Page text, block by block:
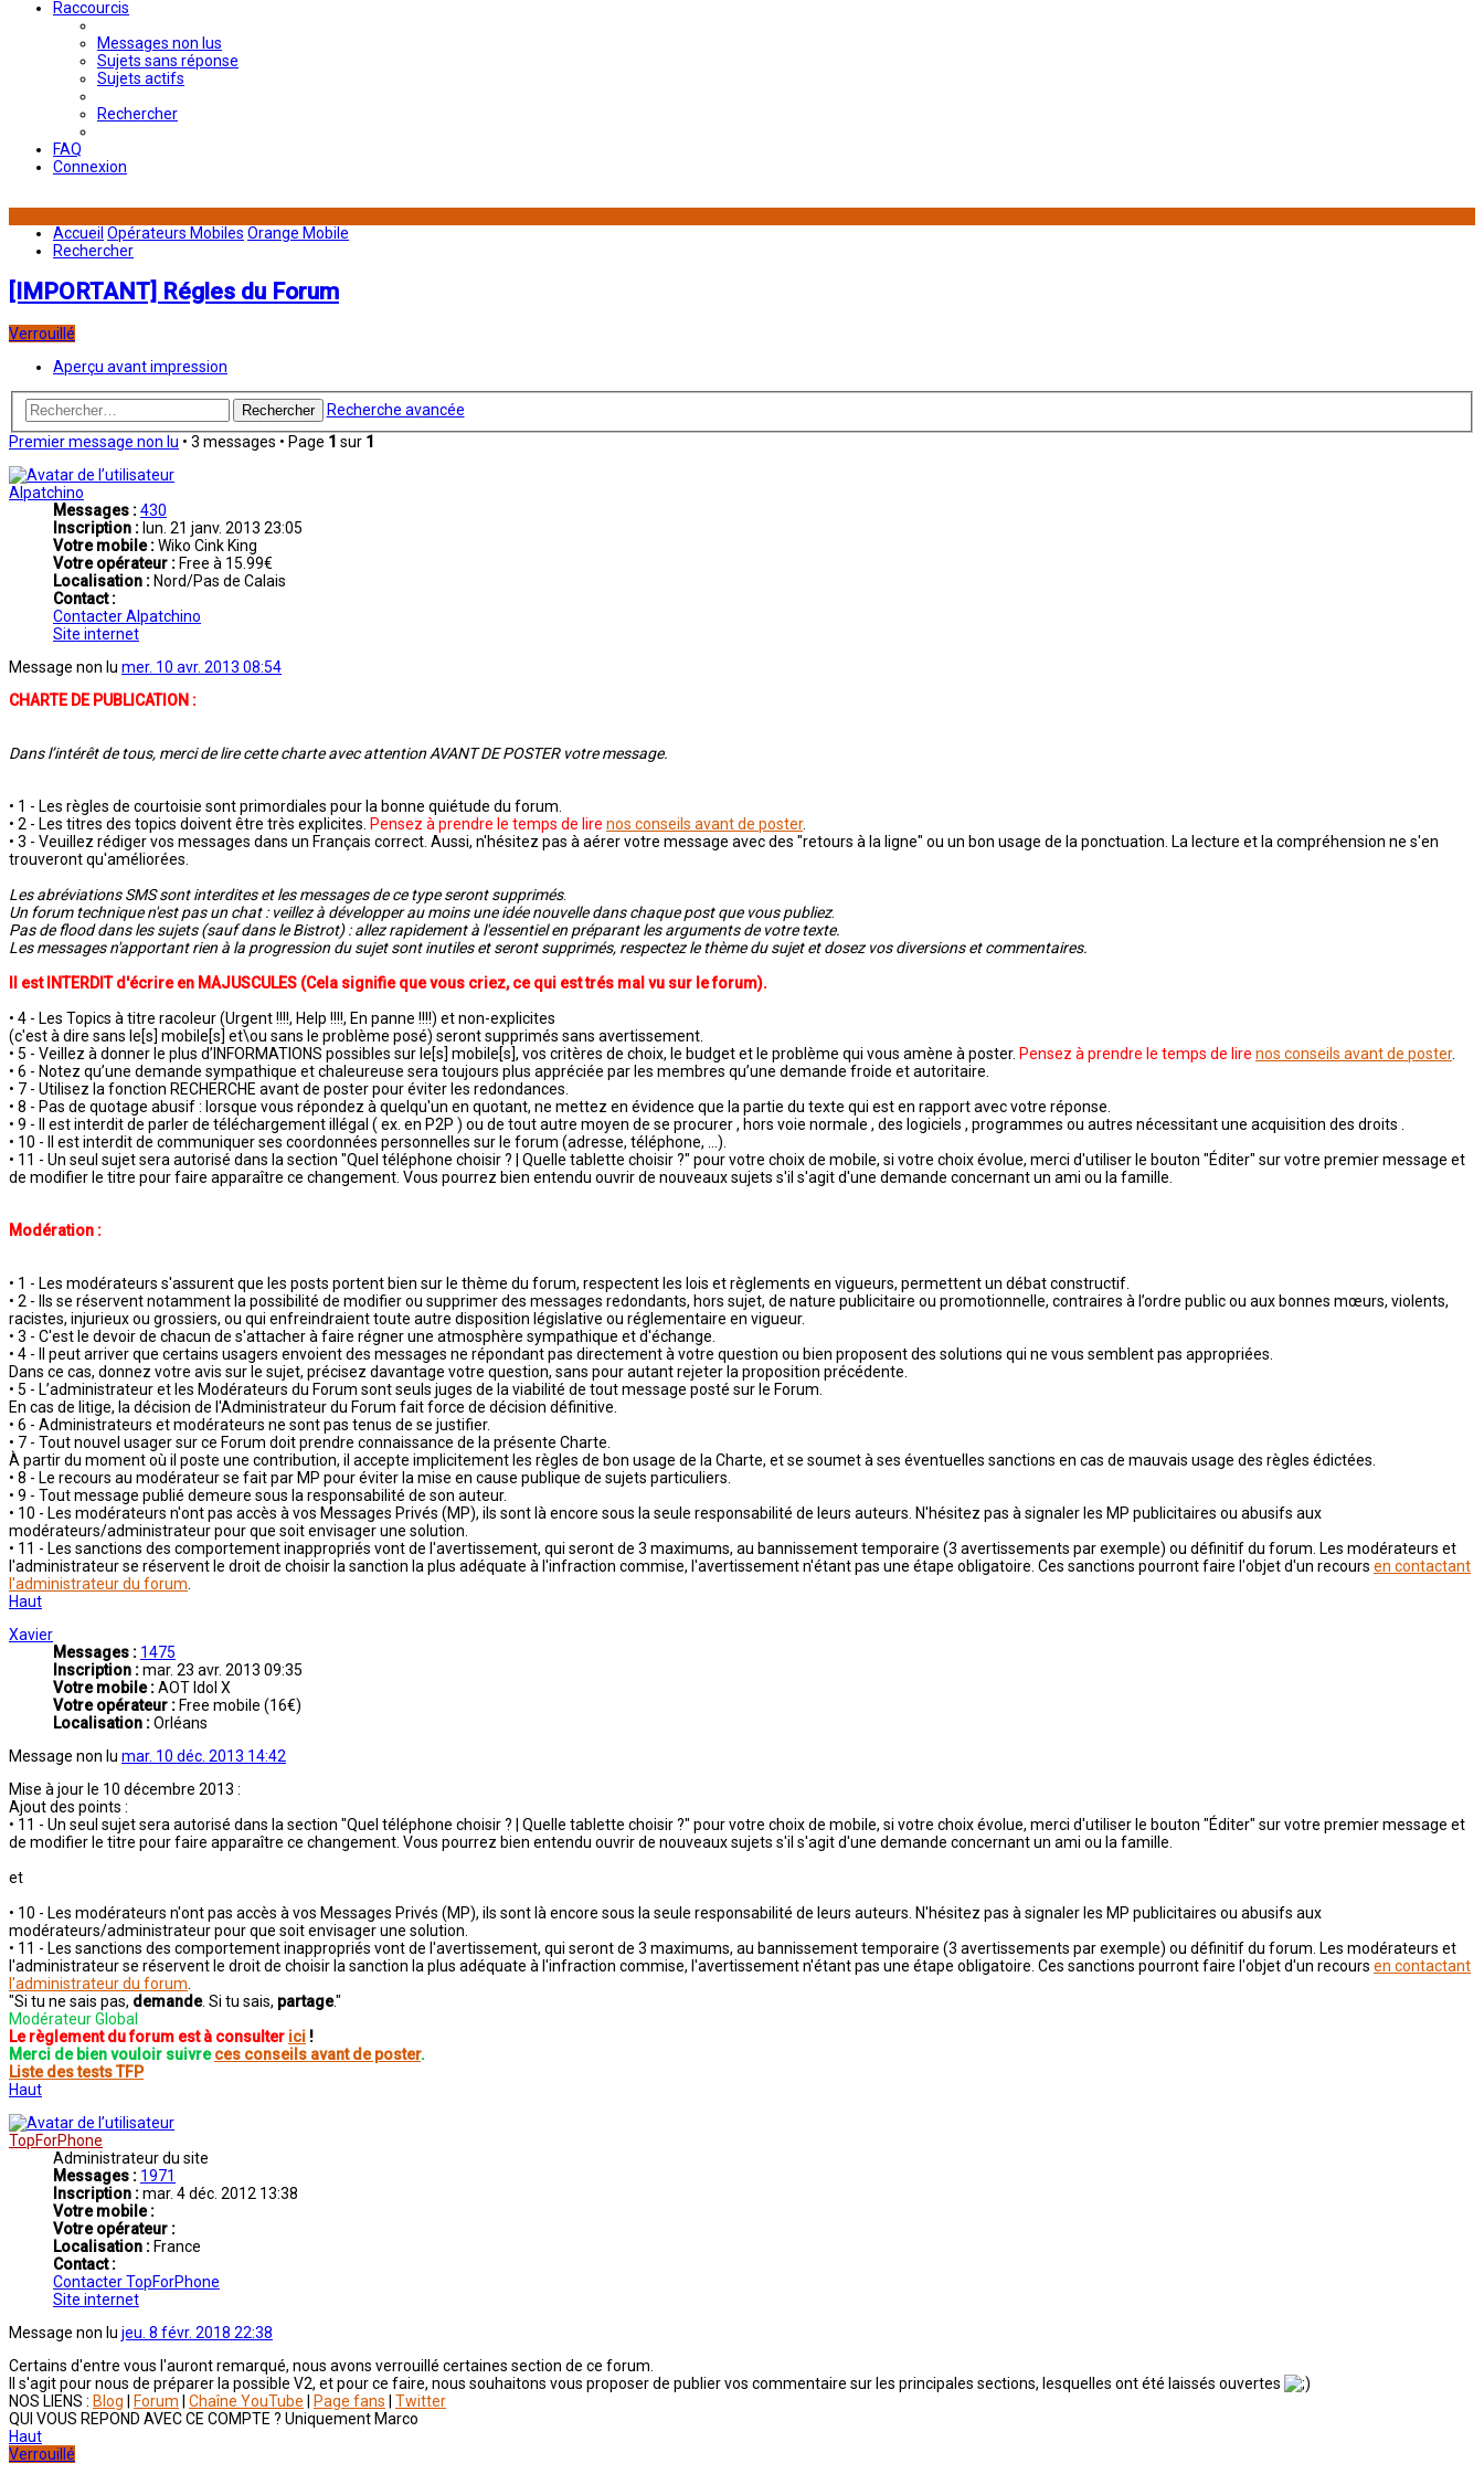
Raccourcis
Messages non lus
Sujets sans réponse
Sujets actifs
Rechercher
FAQ
Connexion
Accueil Opérateurs Mobiles Orange Mobile
Rechercher
[IMPORTANT] Régles du Forum
Verrouillé
Aperçu avant impression
Rechercher
Recherche avancée
Premier message non lu • 3 messages • Page 1 sur 1
Alpatchino
Messages :430
Inscription : lun. 21 janv. 2013 23:05
Votre mobile :Wiko Cink King
Votre opérateur : Free à 15.99€
Localisation : Nord/Pas de Calais
Contact :
Contacter Alpatchino
Site internet
Message non lu mer. 10 avr. 2013 08:54
CHARTE DE PUBLICATION :
Dans l’intérêt de tous, merci de lire cette charte avec attention AVANT DE POSTER votre message.
• 1 - Les règles de courtoisie sont primordiales pour la bonne quiétude du forum.
• 2 - Les titres des topics doivent être très explicites. Pensez à prendre le temps de lire nos conseils avant de poster.
• 3 - Veuillez rédiger vos messages dans un Français correct. Aussi, n'hésitez pas à aérer votre message avec des "retours à la ligne" ou un bon usage de la ponctuation. La lecture et la compréhension ne s'en
trouveront qu'améliorées.
Les abréviations SMS sont interdites et les messages de ce type seront supprimés.
Un forum technique n'est pas un chat : veillez à développer au moins une idée nouvelle dans chaque post que vous publiez.
Pas de flood dans les sujets (sauf dans le Bistrot) : allez rapidement à l'essentiel en préparant les arguments de votre texte.
Les messages n'apportant rien à la progression du sujet sont inutiles et seront supprimés, respectez le thème du sujet et dosez vos diversions et commentaires.
Il est INTERDIT d'écrire en MAJUSCULES (Cela signifie que vous criez, ce qui est trés mal vu sur le forum).
• 4 - Les Topics à titre racoleur (Urgent !!!!, Help !!!!, En panne !!!!) et non-explicites
(c'est à dire sans le[s] mobile[s] et\ou sans le problème posé) seront supprimés sans avertissement.
• 5 - Veillez à donner le plus d’INFORMATIONS possibles sur le[s] mobile[s], vos critères de choix, le budget et le problème qui vous amène à poster. Pensez à prendre le temps de lire nos conseils avant de poster.
• 6 - Notez qu’une demande sympathique et chaleureuse sera toujours plus appréciée par les membres qu’une demande froide et autoritaire.
• 7 - Utilisez la fonction RECHERCHE avant de poster pour éviter les redondances.
• 8 - Pas de quotage abusif : lorsque vous répondez à quelqu'un en quotant, ne mettez en évidence que la partie du texte qui est en rapport avec votre réponse.
• 9 - Il est interdit de parler de téléchargement illégal ( ex. en P2P ) ou de tout autre moyen de se procurer , hors voie normale , des logiciels , programmes ou autres nécessitant une acquisition des droits .
• 10 - Il est interdit de communiquer ses coordonnées personnelles sur le forum (adresse, téléphone, ...).
• 11 - Un seul sujet sera autorisé dans la section "Quel téléphone choisir ? | Quelle tablette choisir ?" pour votre choix de mobile, si votre choix évolue, merci d'utiliser le bouton "Éditer" sur votre premier message et
de modifier le titre pour faire apparaître ce changement. Vous pourrez bien entendu ouvrir de nouveaux sujets s'il s'agit d'une demande concernant un ami ou la famille.
Modération :
• 1 - Les modérateurs s'assurent que les posts portent bien sur le thème du forum, respectent les lois et règlements en vigueurs, permettent un débat constructif.
• 2 - Ils se réservent notamment la possibilité de modifier ou supprimer des messages redondants, hors sujet, de nature publicitaire ou promotionnelle, contraires à l’ordre public ou aux bonnes mœurs, violents,
racistes, injurieux ou grossiers, ou qui enfreindraient toute autre disposition législative ou réglementaire en vigueur.
• 3 - C'est le devoir de chacun de s'attacher à faire régner une atmosphère sympathique et d'échange.
• 4 - Il peut arriver que certains usagers envoient des messages ne répondant pas directement à votre question ou bien proposent des solutions qui ne vous semblent pas appropriées.
Dans ce cas, donnez votre avis sur le sujet, précisez davantage votre question, sans pour autant rejeter la proposition précédente.
• 5 - L’administrateur et les Modérateurs du Forum sont seuls juges de la viabilité de tout message posté sur le Forum.
En cas de litige, la décision de l'Administrateur du Forum fait force de décision définitive.
• 6 - Administrateurs et modérateurs ne sont pas tenus de se justifier.
• 7 - Tout nouvel usager sur ce Forum doit prendre connaissance de la présente Charte.
À partir du moment où il poste une contribution, il accepte implicitement les règles de bon usage de la Charte, et se soumet à ses éventuelles sanctions en cas de mauvais usage des règles édictées.
• 8 - Le recours au modérateur se fait par MP pour éviter la mise en cause publique de sujets particuliers.
• 9 - Tout message publié demeure sous la responsabilité de son auteur.
• 10 - Les modérateurs n'ont pas accès à vos Messages Privés (MP), ils sont là encore sous la seule responsabilité de leurs auteurs. N'hésitez pas à signaler les MP publicitaires ou abusifs aux
modérateurs/administrateur pour que soit envisager une solution.
• 11 - Les sanctions des comportement inappropriés vont de l'avertissement, qui seront de 3 maximums, au bannissement temporaire (3 avertissements par exemple) ou définitif du forum. Les modérateurs et
l'administrateur se réservent le droit de choisir la sanction la plus adéquate à l'infraction commise, l'avertissement n'étant pas une étape obligatoire. Ces sanctions pourront faire l'objet d'un recours en contactant
l'administrateur du forum.
Haut
Xavier
Messages : 1475
Inscription :mar. 23 avr. 2013 09:35
Votre mobile :AOT Idol X
Votre opérateur : Free mobile (16€)
Localisation :Orléans
Message non lu mar. 10 déc. 2013 14:42
Mise à jour le 10 décembre 2013 :
Ajout des points :
• 11 - Un seul sujet sera autorisé dans la section "Quel téléphone choisir ? | Quelle tablette choisir ?" pour votre choix de mobile, si votre choix évolue, merci d'utiliser le bouton "Éditer" sur votre premier message et
de modifier le titre pour faire apparaître ce changement. Vous pourrez bien entendu ouvrir de nouveaux sujets s'il s'agit d'une demande concernant un ami ou la famille.
et
• 10 - Les modérateurs n'ont pas accès à vos Messages Privés (MP), ils sont là encore sous la seule responsabilité de leurs auteurs. N'hésitez pas à signaler les MP publicitaires ou abusifs aux
modérateurs/administrateur pour que soit envisager une solution.
• 11 - Les sanctions des comportement inappropriés vont de l'avertissement, qui seront de 3 maximums, au bannissement temporaire (3 avertissements par exemple) ou définitif du forum. Les modérateurs et
l'administrateur se réservent le droit de choisir la sanction la plus adéquate à l'infraction commise, l'avertissement n'étant pas une étape obligatoire. Ces sanctions pourront faire l'objet d'un recours en contactant
l'administrateur du forum.
"Si tu ne sais pas, demande. Si tu sais, partage."
Modérateur Global
Le règlement du forum est à consulter ici !
Merci de bien vouloir suivreces conseils avant de poster.
Liste des tests TFP
Haut
TopForPhone
Administrateur du site
Messages : 1971
Inscription :mar. 4 déc. 2012 13:38
Votre mobile :
Votre opérateur :
Localisation : France
Contact :
Contacter TopForPhone
Site internet
Message non lu jeu. 8 févr. 2018 22:38
Certains d'entre vous l'auront remarqué, nous avons verrouillé certaines section de ce forum.
Il s'agit pour nous de préparer la possible V2, et pour ce faire, nous souhaitons vous proposer de publier vos commentaire sur les principales sections, lesquelles ont été laissés ouvertes
NOS LIENS : Blog Forum Chaîne YouTube Page fans
Twitter
QUI VOUS REPOND AVEC CE COMPTE ? Uniquement Marco
Haut
Verrouillé